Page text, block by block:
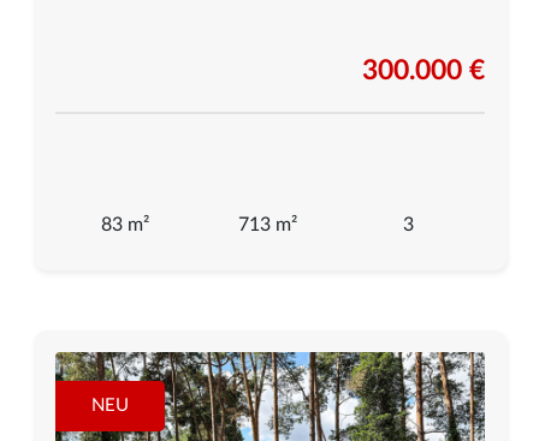
300.000 €
83 m² 713 m² 3
NEU